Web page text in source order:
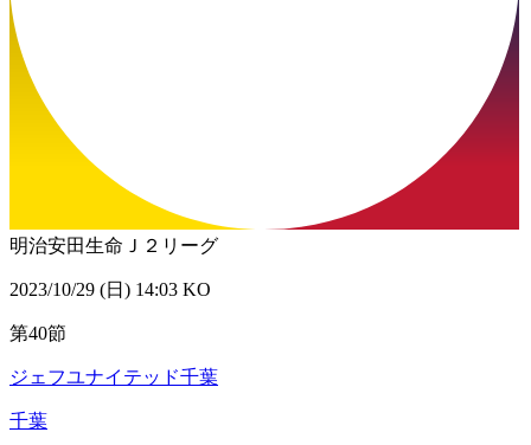
明治安田生命Ｊ２リーグ
2023/10/29 (日) 14:03 KO
第40節
ジェフユナイテッド千葉
千葉